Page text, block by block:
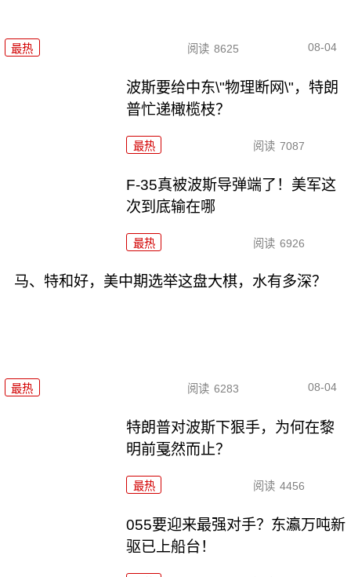
最热 阅读 8625 08-04
波斯要给中东\"物理断网\"，特朗
普忙递橄榄枝？
最热 阅读 7087
F-35真被波斯导弹端了！美军这
次到底输在哪
最热 阅读 6926
马、特和好，美中期选举这盘大棋，水有多深？
最热 阅读 6283 08-04
特朗普对波斯下狠手，为何在黎
明前戛然而止？
最热 阅读 4456
055要迎来最强对手？东瀛万吨新
驱已上船台！